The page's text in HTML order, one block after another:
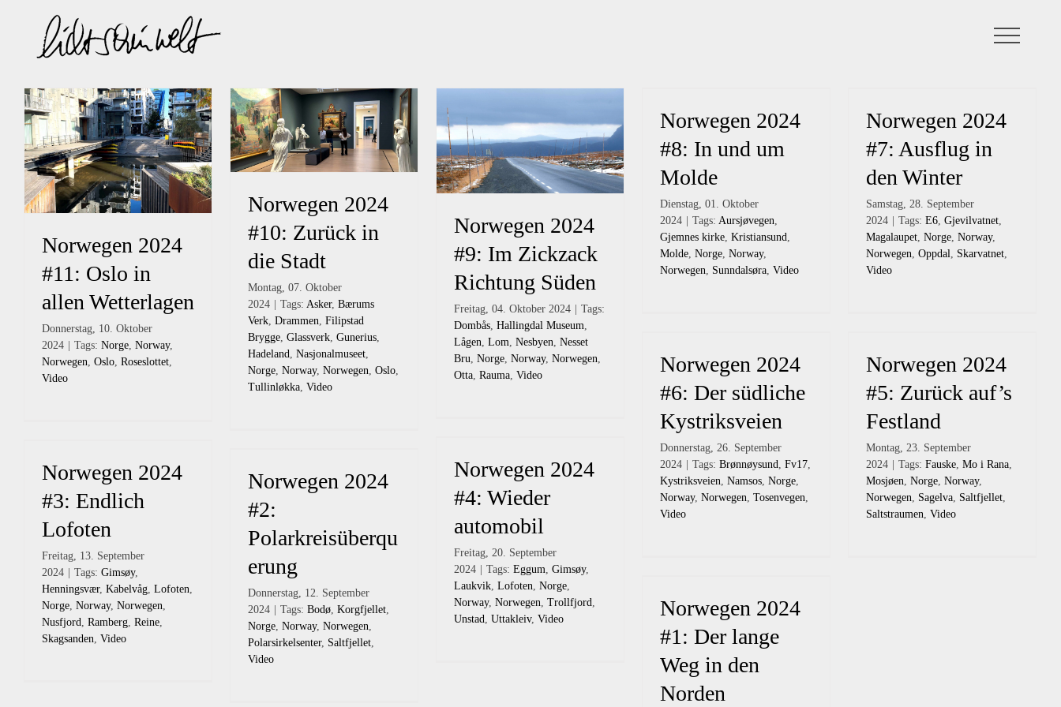
springen
Norwegen 2024
#11: Oslo in
allen Wetterlagen
Donnerstag, 10. Oktober
2024
Tags: Norge, Norway,
Norwegen, Oslo, Roseslottet,
Video
Norwegen 2024
#10: Zurück in
die Stadt
Montag, 07. Oktober
2024 | Tags: Asker, Bærums
Verk Drammen Filipstad
Brygge Glassverk Gunerius
Hadeland Nasjonalmuseet
Norge Norway, Norwegen Oslo
Tullinløkka Video
Norwegen 2024
#9: Im Zickzack
Richtung Süden
Freitag, 04. Oktober 2024
Tags:
Dombås, Hallingdal Museum,
Lågen, Lom, Nesbyen, Nesset
Bru, Norge, Norway, Norwegen,
Otta, Rauma, Video
Norwegen 2024
#8: In und um
Molde
Dienstag, 01. Oktober
2024
Tags: Aursjøvegen,
Gjemnes kirke, Kristiansund,
Molde, Norge, Norway,
Norwegen, Sunndalsøra, Video
Norwegen 2024
#7: Ausflug in
den Winter
Samstag, 28. September
2024
Tags: E6, Gjevilvatnet,
Magalaupet, Norge, Norway,
Norwegen, Oppdal, Skarvatnet,
Video
Norwegen 2024
#6: Der südliche
Kystriksveien
Donnerstag, 26. September
2024
Tags: Brønnøysund, Fv17,
Kystriksveien, Namsos, Norge,
Norway, Norwegen, Tosenvegen,
Video
Norwegen 2024
#5: Zurück auf’s
Festland
Montag, 23. September
2024
Tags: Fauske, Mo i Rana,
Mosjøen, Norge, Norway,
Norwegen, Sagelva, Saltfjellet,
Saltstraumen, Video
Norwegen 2024
#4: Wieder
automobil
Freitag, 20. September
2024
Tags: Eggum, Gimsøy,
Laukvik, Lofoten, Norge,
Norway, Norwegen, Trollfjord,
Unstad, Uttakleiv, Video
Norwegen 2024
#3: Endlich
Lofoten
Freitag, 13. September
2024
Tags: Gimsøy,
Henningsvær, Kabelvåg, Lofoten,
Norge, Norway, Norwegen,
Nusfjord, Ramberg, Reine,
Skagsanden, Video
Norwegen 2024
#2:
Polarkreisüberqu
erung
Donnerstag, 12. September
2024
Tags: Bodø, Korgfjellet,
Norge, Norway, Norwegen,
Polarsirkelsenter, Saltfjellet,
Video
Norwegen 2024
#1: Der lange
Weg in den
Norden